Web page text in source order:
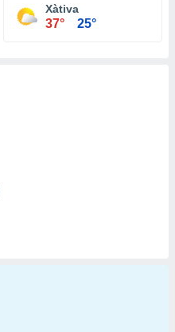
Xàtiva
37° 25°